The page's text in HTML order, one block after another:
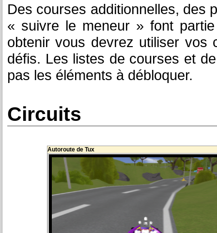
Des courses additionnelles, des
« suivre le meneur » font
obtenir vous devrez utiliser vos
défis. Les listes de courses et
pas les éléments à débloquer.
Circuits
Autoroute de Tux